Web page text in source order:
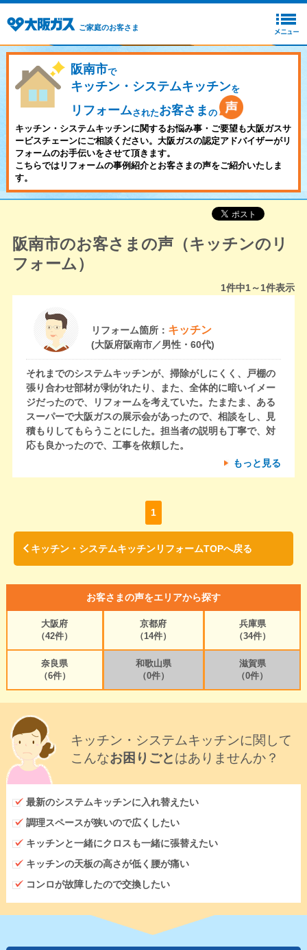
ご家庭のお客さま
阪南市で
キッチン・システムキッチンを
リフォームされたお客さま の
キッチン・システムキッチンに関するお悩み事・ご要望も大阪ガスサ
ービスチェーンにご相談ください。大阪ガスの認定アドバイザーがリ
フォームのお手伝いをさせて頂きます。
こちらではリフォームの事例紹介とお客さまの声をご紹介いたしま
す。
阪南市のお客さまの声（キッチンのリ
フォーム）
1件中1～1件表示
リフォーム箇所： キッチン
(大阪府阪南市／男性・60代)
それまでのシステムキッチンが、掃除がしにくく、戸棚の
張り合わせ部材が剥がれたり、また、全体的に暗いイメー
ジだったので、リフォームを考えていた。たまたま、ある
スーパーで大阪ガスの展示会があったので、相談をし、見
積もりしてもらうことにした。担当者の説明も丁寧で、対
応も良かったので、工事を依頼した。
もっと見る
1
キッチン・システムキッチンリフォームTOPへ戻る
お客さまの声をエリアから探す
大阪府
（42件）
京都府
（14件）
兵庫県
（34件）
奈良県
（6件）
和歌山県
（0件）
滋賀県
（0件）
キッチン・システムキッチンに関して
こんなお困りごとはありませんか？
最新のシステムキッチンに入れ替えたい
調理スペースが狭いので広くしたい
キッチンと一緒にクロスも一緒に張替えたい
キッチンの天板の高さが低く腰が痛い
コンロが故障したので交換したい